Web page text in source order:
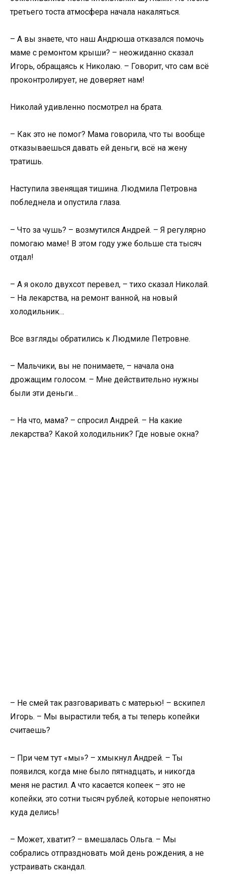
третьего тоста атмосфера начала накаляться.
– А вы знаете, что наш Андрюша отказался помочь
маме с ремонтом крыши? – неожиданно сказал
Игорь, обращаясь к Николаю. – Говорит, что сам всё
проконтролирует, не доверяет нам!
Николай удивленно посмотрел на брата.
– Как это не помог? Мама говорила, что ты вообще
отказываешься давать ей деньги, всё на жену
тратишь.
Наступила звенящая тишина. Людмила Петровна
побледнела и опустила глаза.
– Что за чушь? – возмутился Андрей. – Я регулярно
помогаю маме! В этом году уже больше ста тысяч
отдал!
– А я около двухсот перевел, – тихо сказал Николай.
– На лекарства, на ремонт ванной, на новый
холодильник…
Все взгляды обратились к Людмиле Петровне.
– Мальчики, вы не понимаете, – начала она
дрожащим голосом. – Мне действительно нужны
были эти деньги…
– На что, мама? – спросил Андрей. – На какие
лекарства? Какой холодильник? Где новые окна?
– Не смей так разговаривать с матерью! – вскипел
Игорь. – Мы вырастили тебя, а ты теперь копейки
считаешь?
– При чем тут «мы»? – хмыкнул Андрей. – Ты
появился, когда мне было пятнадцать, и никогда
меня не растил. А что касается копеек – это не
копейки, это сотни тысяч рублей, которые непонятно
куда делись!
– Может, хватит? – вмешалась Ольга. – Мы
собрались отпраздновать мой день рождения, а не
устраивать скандал.